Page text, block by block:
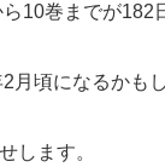
10巻までが182
頃になるかもし
します。